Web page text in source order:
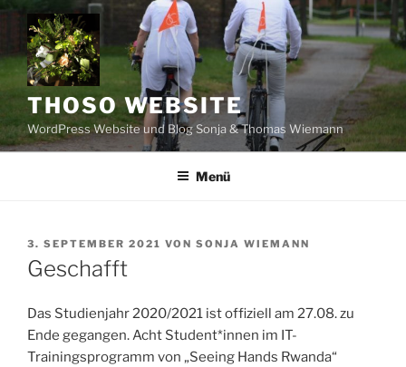
Zum
Inhalt
springen
THOSO WEBSITE
WordPress Website und Blog Sonja & Thomas Wiemann
Menü
VERÖFFENTLICHT
AM
3. SEPTEMBER 2021 VON SONJA WIEMANN
Geschafft
Das Studienjahr 2020/2021 ist offiziell am 27.08. zu
Ende gegangen. Acht Student*innen im IT-
Trainingsprogramm von „Seeing Hands Rwanda“